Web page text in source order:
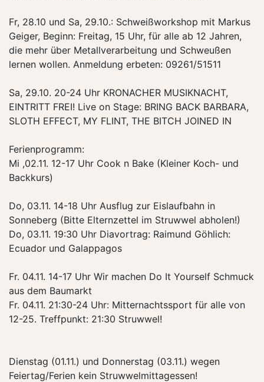
Fr, 28.10 und Sa, 29.10.: Schweißworkshop mit Markus
Geiger, Beginn: Freitag, 15 Uhr, für alle ab 12 Jahren,
die mehr über Metallverarbeitung und Schweußen
lernen wollen. Anmeldung erbeten: 09261/51511
Sa, 29.10. 20-24 Uhr KRONACHER MUSIKNACHT,
EINTRITT FREI! Live on Stage: BRING BACK BARBARA,
SLOTH EFFECT, MY FLINT, THE BITCH JOINED IN
Ferienprogramm:
Mi ,02.11. 12-17 Uhr Cook n Bake (Kleiner Koch- und
Backkurs)
Do, 03.11. 14-18 Uhr Ausflug zur Eislaufbahn in
Sonneberg (Bitte Elternzettel im Struwwel abholen!)
Do, 03.11. 19:30 Uhr Diavortrag: Raimund Göhlich:
Ecuador und Galappagos
Fr. 04.11. 14-17 Uhr Wir machen Do It Yourself Schmuck
aus dem Baumarkt
Fr. 04.11. 21:30-24 Uhr: Mitternachtssport für alle von
12-25. Treffpunkt: 21:30 Struwwel!
Dienstag (01.11.) und Donnerstag (03.11.) wegen
Feiertag/Ferien kein Struwwelmittagessen!